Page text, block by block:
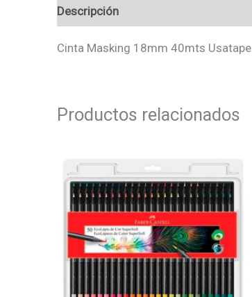
Descripción
Cinta Masking 18mm 40mts Usatape
Productos relacionados